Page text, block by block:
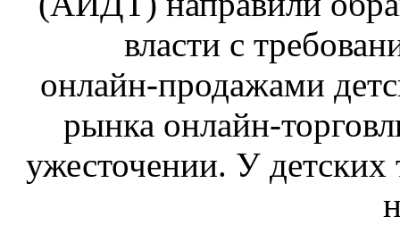
власти с
онлайн‑продажами
рынка онлайн-
ужесточении. У детских